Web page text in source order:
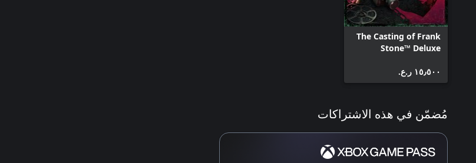
The Casting of Frank
Stone™ Deluxe
١٥٫٥٠٠ ر.ع.‏
مُضمّن في هذه الاشتراكات